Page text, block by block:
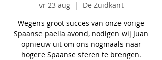
vr 23 aug
  |
De Zuidkant
Wegens groot succes van onze vorige
Spaanse paella avond, nodigen wij Juan
opnieuw uit om ons nogmaals naar
hogere Spaanse sferen te brengen.